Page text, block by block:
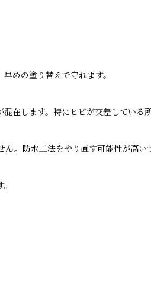
めの塗り替えで守れます。
在します。特にヒビが交差している所
。防水工法をやり直す可能性が高い